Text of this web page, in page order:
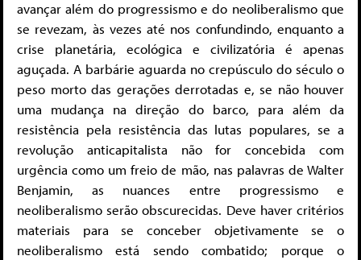
avançar além do progressismo e do neoliberalismo que
se revezam, às vezes até nos confundindo, enquanto a
crise planetária, ecológica e civilizatória é apenas
aguçada. A barbárie aguarda no crepúsculo do século o
peso morto das gerações derrotadas e, se não houver
uma mudança na direção do barco, para além da
resistência pela resistência das lutas populares, se a
revolução anticapitalista não for concebida com
urgência como um freio de mão, nas palavras de Walter
Benjamin, as nuances entre progressismo e
neoliberalismo serão obscurecidas. Deve haver critérios
materiais para se conceber objetivamente se o
neoliberalismo está sendo combatido; porque o